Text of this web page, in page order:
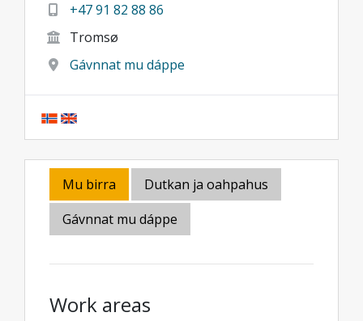
+47 91 82 88 86
Tromsø
Gávnnat mu dáppe
Mu birra
Dutkan ja oahpahus
Gávnnat mu dáppe
Work areas